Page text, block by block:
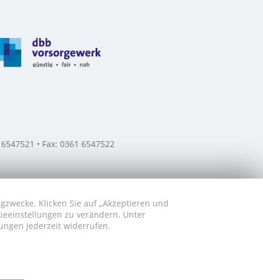
• Fax: 0361 6547522
Klicken Sie auf „Akzeptieren und
zu verändern. Unter
jederzeit widerrufen.